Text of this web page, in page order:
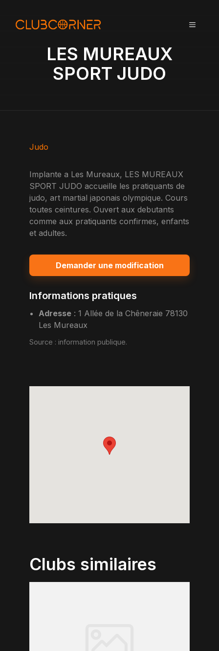
MENU
LES MUREAUX
SPORT JUDO
Judo
Implante a Les Mureaux, LES MUREAUX
SPORT JUDO accueille les pratiquants de
judo, art martial japonais olympique. Cours
toutes ceintures. Ouvert aux debutants
comme aux pratiquants confirmes, enfants
et adultes.
Demander une modification
Informations pratiques
Adresse :1 Allée de la Chêneraie 78130
Les Mureaux
Source : information publique.
Clubs similaires